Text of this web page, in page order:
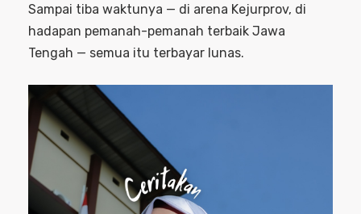
Sampai tiba waktunya — di arena Kejurprov, di
hadapan pemanah-pemanah terbaik Jawa
Tengah — semua itu terbayar lunas.